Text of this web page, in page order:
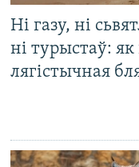
Ні газу, ні
ні турыстаў: як
лягістычная